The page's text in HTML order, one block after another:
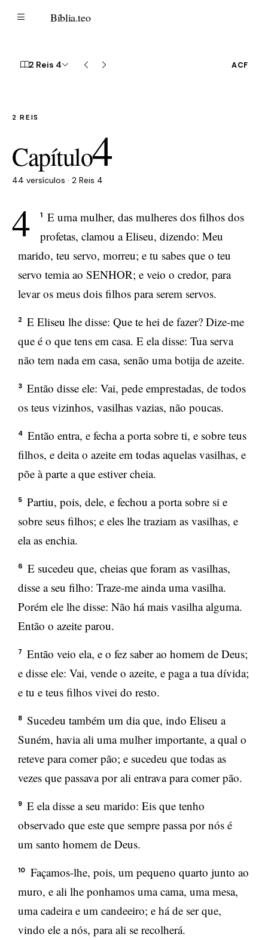
Bíblia.teo
2 Reis 4 ACF
2 REIS
Capítulo4
44 versículos · 2 Reis 4
4 1
E uma mulher, das mulheres dos filhos dos
profetas, clamou a Eliseu, dizendo: Meu
marido, teu servo, morreu; e tu sabes que o teu
servo temia ao SENHOR; e veio o credor, para
levar os meus dois filhos para serem servos.
2
E Eliseu lhe disse: Que te hei de fazer? Dize-me
que é o que tens em casa. E ela disse: Tua serva
não tem nada em casa, senão uma botija de azeite.
3
Então disse ele: Vai, pede emprestadas, de todos
os teus vizinhos, vasilhas vazias, não poucas.
4
Então entra, e fecha a porta sobre ti, e sobre teus
filhos, e deita o azeite em todas aquelas vasilhas, e
põe à parte a que estiver cheia.
5
Partiu, pois, dele, e fechou a porta sobre si e
sobre seus filhos; e eles lhe traziam as vasilhas, e
ela as enchia.
6
E sucedeu que, cheias que foram as vasilhas,
disse a seu filho: Traze-me ainda uma vasilha.
Porém ele lhe disse: Não há mais vasilha alguma.
Então o azeite parou.
7
Então veio ela, e o fez saber ao homem de Deus;
e disse ele: Vai, vende o azeite, e paga a tua dívida;
e tu e teus filhos vivei do resto.
8
Sucedeu também um dia que, indo Eliseu a
Suném, havia ali uma mulher importante, a qual o
reteve para comer pão; e sucedeu que todas as
vezes que passava por ali entrava para comer pão.
9
E ela disse a seu marido: Eis que tenho
observado que este que sempre passa por nós é
um santo homem de Deus.
10
Façamos-lhe, pois, um pequeno quarto junto ao
muro, e ali lhe ponhamos uma cama, uma mesa,
uma cadeira e um candeeiro; e há de ser que,
vindo ele a nós, para ali se recolherá.